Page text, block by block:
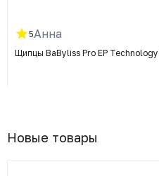
5Анна
Щипцы BaByliss Pro EP Technology
Новые товары